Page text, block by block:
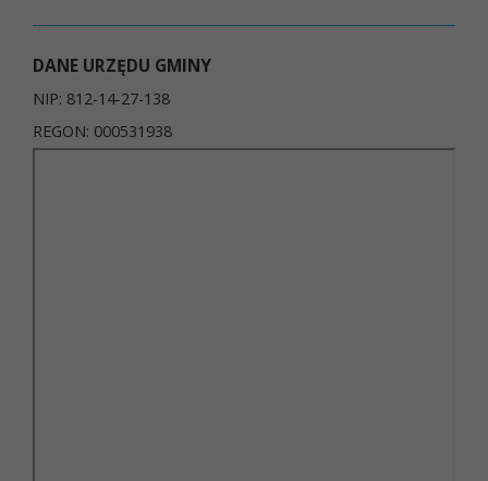
DANE URZĘDU GMINY
NIP: 812-14-27-138
REGON: 000531938